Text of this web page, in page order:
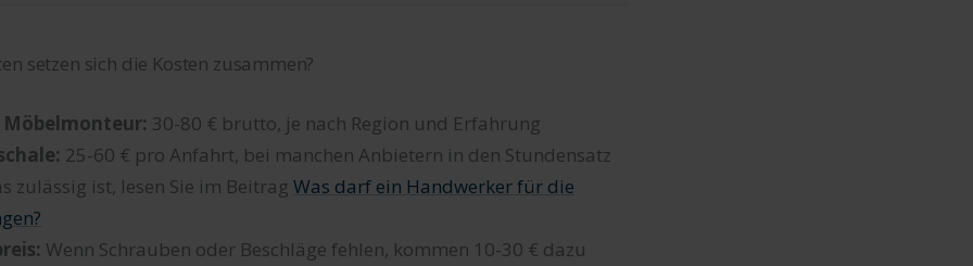
setzen sich die Kosten zusammen?
30-80 € brutto, je nach Region und Erfahrung
25-60 € pro Anfahrt, bei manchen Anbietern in den Stundensatz
zulässig ist, lesen Sie im Beitrag Was darf ein Handwerker für die
Wenn Schrauben oder Beschläge fehlen, kommen 10-30 € dazu